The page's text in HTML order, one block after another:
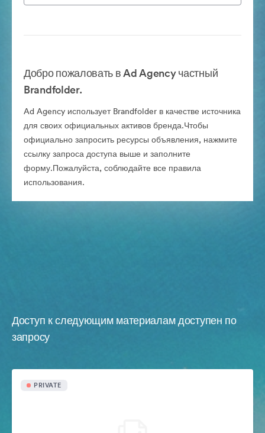
Добро пожаловать в Ad Agency частный
Brandfolder.
Ad Agency использует Brandfolder в качестве источника
для своих официальных активов бренда.Чтобы
официально запросить ресурсы объявления, нажмите
ссылку запроса доступа выше и заполните
форму.Пожалуйста, соблюдайте все правила
использования.
Доступ к следующим материалам доступен по
запросу
PRIVATE